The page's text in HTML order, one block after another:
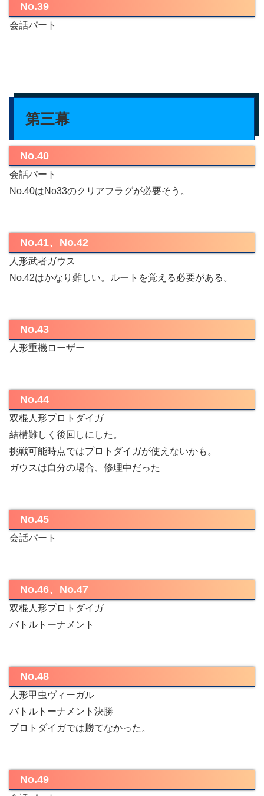
No.39
会話パート
第三幕
No.40
会話パート
No.40はNo33のクリアフラグが必要そう。
No.41、No.42
人形武者ガウス
No.42はかなり難しい。ルートを覚える必要がある。
No.43
人形重機ローザー
No.44
双棍人形プロトダイガ
結構難しく後回しにした。
挑戦可能時点ではプロトダイガが使えないかも。
ガウスは自分の場合、修理中だった
No.45
会話パート
No.46、No.47
双棍人形プロトダイガ
バトルトーナメント
No.48
人形甲虫ヴィーガル
バトルトーナメント決勝
プロトダイガでは勝てなかった。
No.49